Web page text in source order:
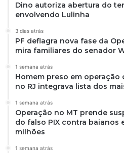
Dino autoriza abertura do
envolvendo Lulinha
3 dias atrás
PF deflagra nova fase da
mira familiares do senador
1 semana atrás
Homem preso em
no RJ integrava lista dos
1 semana atrás
Operação no MT prende
do falso PIX contra baianos
milhões
1 semana atrás